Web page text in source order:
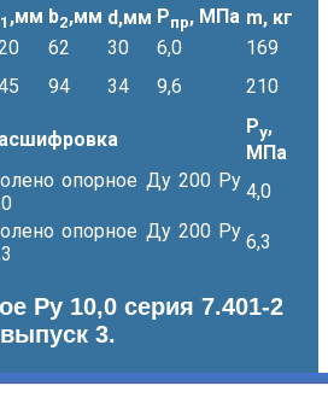
1 ,мм b2,мм d,мм Рпр, МПа m, кг
62 30 6,0
169
94 34 9,6 210
Ру,
МПа
опорное Ду 200 Ру 4,0
опорное Ду 200 Ру 6,3
Ру 10,0 серия 7.401-2
выпуск 3.